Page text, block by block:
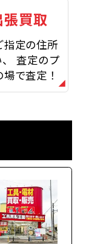
買取
指定の住所
査定のプ
で査定！